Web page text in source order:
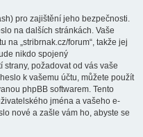
pro zajištění jeho bezpečnosti.
na dalších stránkách. Vaše
na „stribrnak.cz/forum“, takže jej
nikdo spojený
strany, požadovat od vás vaše
k vašemu účtu, můžete použít
phpBB softwarem. Tento
jména a vašeho e-
nové a zašle vám ho, abyste se